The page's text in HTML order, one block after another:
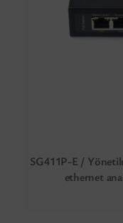
SG411P-E /
ethernet